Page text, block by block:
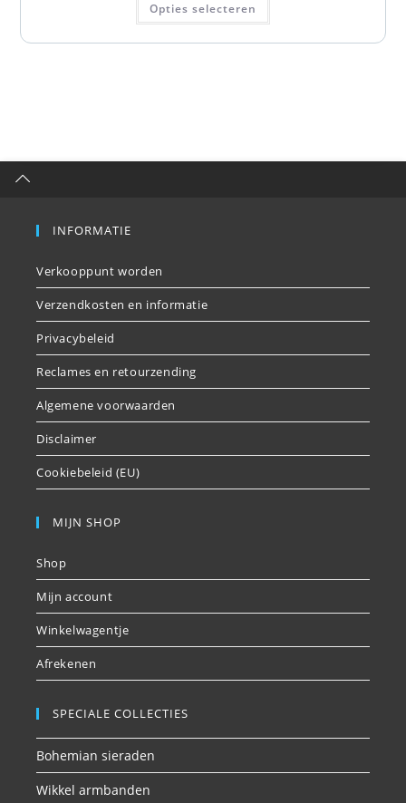
Opties selecteren
INFORMATIE
Verkooppunt worden
Verzendkosten en informatie
Privacybeleid
Reclames en retourzending
Algemene voorwaarden
Disclaimer
Cookiebeleid (EU)
MIJN SHOP
Shop
Mijn account
Winkelwagentje
Afrekenen
SPECIALE COLLECTIES
Bohemian sieraden
Wikkel armbanden